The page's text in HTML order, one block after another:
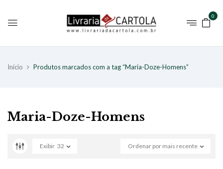
0
Início Produtos marcados com a tag “Maria-Doze-Homens”
Maria-Doze-Homens
Ordenar por mais recente
Exibir 32